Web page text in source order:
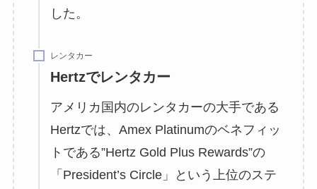
した。
レンタカー
Hertzでレンタカー
アメリカ国内のレンタカーの大手である
Hertzでは、Amex Platinumのベネフィッ
トである”Hertz Gold Plus Rewards”の
「President’s Circle」という上位のステ